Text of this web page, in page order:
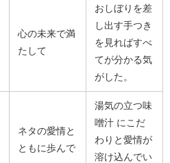
心の未来で満
たして
おしぼりを差
し出す手つき
を見ればすべ
てが分かる気
がした。
ネタの愛情と
ともに歩んで
湯気の立つ味
噌汁 にこだ
わりと愛情が
溶け込んでい